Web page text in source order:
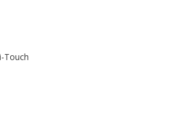
Touch